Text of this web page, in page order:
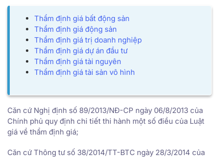
Thẩm định giá bất động sản
Thẩm định giá động sản
Thẩm định giá trị doanh nghiệp
Thẩm định giá dự án đầu tư
Thẩm định giá tài nguyên
Thẩm định giá tài sản vô hình
Căn cứ Nghị định số 89/2013/NĐ-CP ngày 06/8/2013 của
Chính phủ quy định chi tiết thi hành một số điều của Luật
giá về thẩm định giá;
Căn cứ Thông tư số 38/2014/TT-BTC ngày 28/3/2014 của